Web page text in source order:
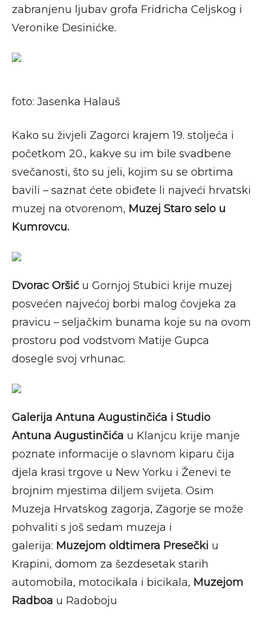
zabranjenu ljubav grofa Fridricha Celjskog i
Veronike Desinićke.
foto: Jasenka Halauš
Kako su živjeli Zagorci krajem 19. stoljeća i
početkom 20., kakve su im bile svadbene
svečanosti, što su jeli, kojim su se obrtima
bavili – saznat ćete obiđete li najveći hrvatski
muzej na otvorenom, Muzej Staro selo u
Kumrovcu.
Dvorac Oršić u Gornjoj Stubici krije muzej
posvećen najvećoj borbi malog čovjeka za
pravicu – seljačkim bunama koje su na ovom
prostoru pod vodstvom Matije Gupca
dosegle svoj vrhunac.
Galerija Antuna Augustinčića i Studio
Antuna Augustinčića u Klanjcu krije manje
poznate informacije o slavnom kiparu čija
djela krasi trgove u New Yorku i Ženevi te
brojnim mjestima diljem svijeta. Osim
Muzeja Hrvatskog zagorja, Zagorje se može
pohvaliti s još sedam muzeja i
galerija: Muzejom oldtimera Presečki u
Krapini, domom za šezdesetak starih
automobila, motocikala i bicikala, Muzejom
Radboa u Radoboju